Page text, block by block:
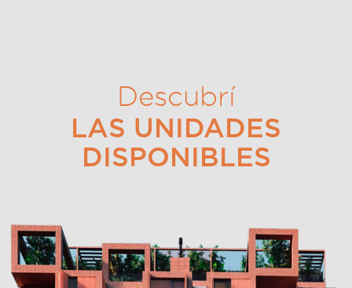
Descubrí
LAS UNIDADES
DISPONIBLES